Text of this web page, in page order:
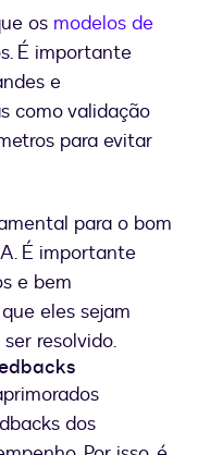
os modelos de
É importante
e
como validação
para evitar
para o bom
É importante
e bem
eles sejam
resolvido.
dos